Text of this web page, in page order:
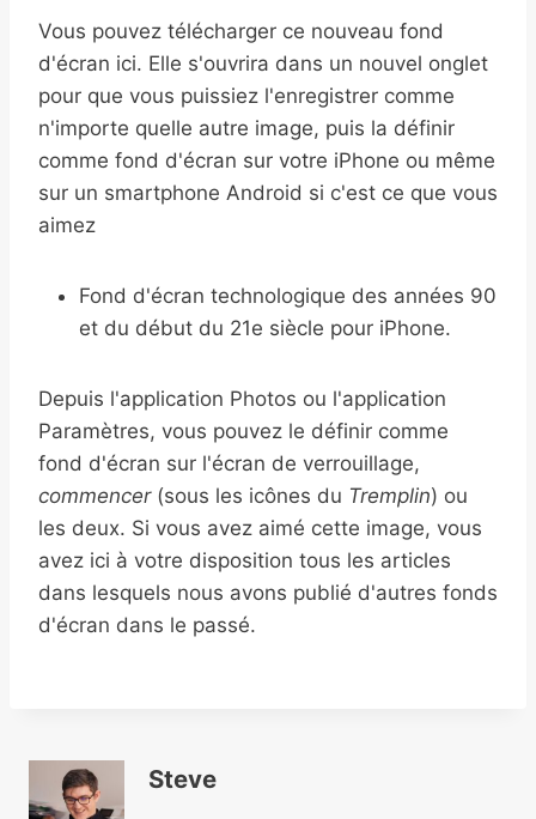
Vous pouvez télécharger ce nouveau fond
d'écran ici. Elle s'ouvrira dans un nouvel onglet
pour que vous puissiez l'enregistrer comme
n'importe quelle autre image, puis la définir
comme fond d'écran sur votre iPhone ou même
sur un smartphone Android si c'est ce que vous
aimez
Fond d'écran technologique des années 90
et du début du 21e siècle pour iPhone.
Depuis l'application Photos ou l'application
Paramètres, vous pouvez le définir comme
fond d'écran sur l'écran de verrouillage,
commencer(sous les icônes du Tremplin) ou
les deux. Si vous avez aimé cette image, vous
avez ici à votre disposition tous les articles
dans lesquels nous avons publié d'autres fonds
d'écran dans le passé.
Steve